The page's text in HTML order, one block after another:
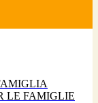
LE FAMIGLIE